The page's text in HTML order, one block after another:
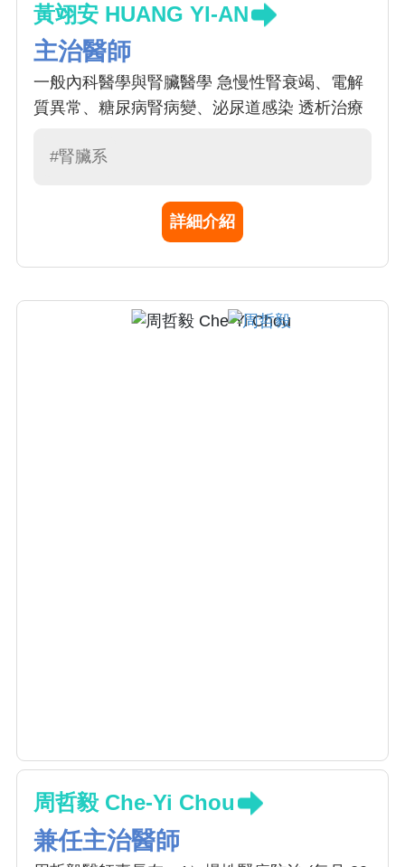
黃翊安 HUANG YI-AN
主治醫師
一般內科醫學與腎臟醫學 急慢性腎衰竭、電解
質異常、糖尿病腎病變、泌尿道感染 透析治療
#腎臟系
詳細介紹
周哲毅 Che-Yi Chou
兼任主治醫師